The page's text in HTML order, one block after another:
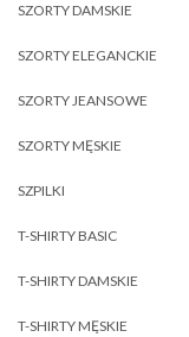
SZORTY DAMSKIE
SZORTY ELEGANCKIE
SZORTY JEANSOWE
SZORTY MĘSKIE
SZPILKI
T-SHIRTY BASIC
T-SHIRTY DAMSKIE
T-SHIRTY MĘSKIE